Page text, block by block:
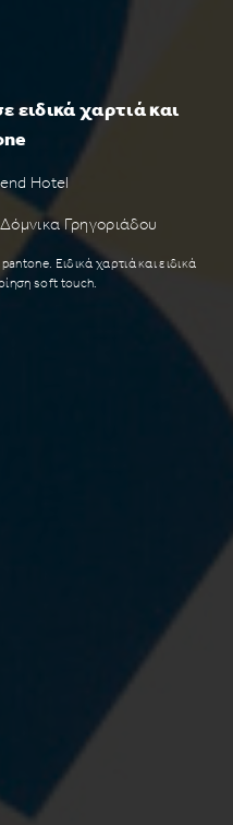
ειδικά χαρτιά και
Hotel
Δόμνικα Γρηγοριάδου
Ειδικά χαρτιά και ειδικά
soft touch.